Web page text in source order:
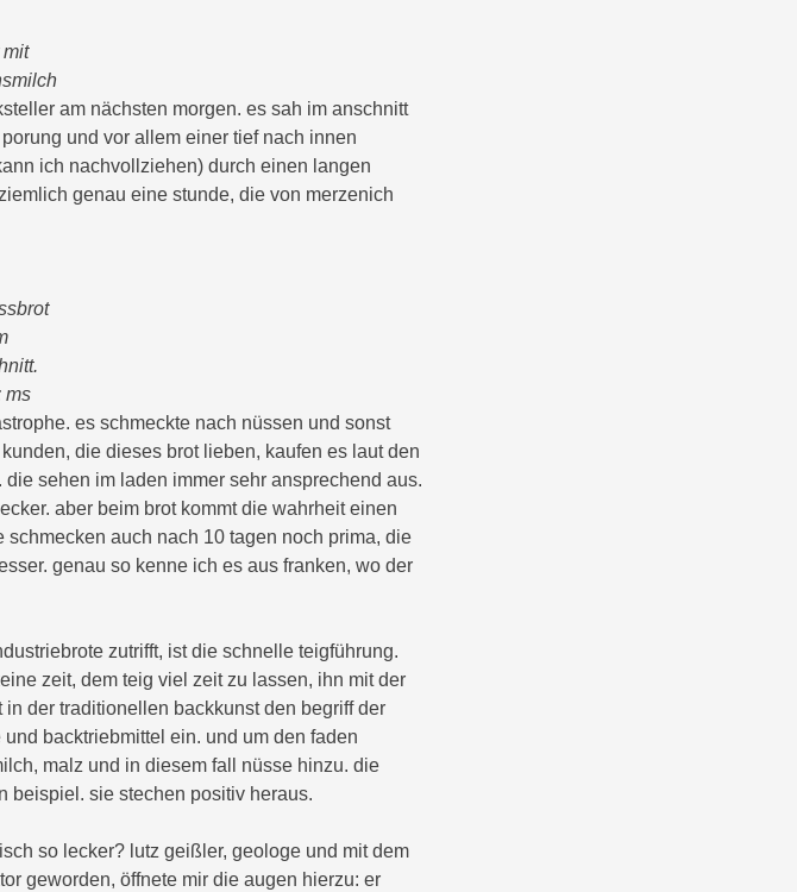
mit
am nächsten morgen. es sah im anschnitt
und vor allem einer tief nach innen
ich nachvollziehen) durch einen langen
genau eine stunde, die von merzenich
ms
es schmeckte nach nüssen und sonst
die dieses brot lieben, kaufen es laut den
sehen im laden immer sehr ansprechend aus.
aber beim brot kommt die wahrheit einen
auch nach 10 tagen noch prima, die
genau so kenne ich es aus franken, wo der
zutrifft, ist die schnelle teigführung.
zeit, dem teig viel zeit zu lassen, ihn mit der
in der traditionellen backkunst den begriff der
backtriebmittel ein. und um den faden
malz und in diesem fall nüsse hinzu. die
beispiel. sie stechen positiv heraus.
so lecker? lutz geißler, geologe und mit dem
geworden, öffnete mir die augen hierzu: er